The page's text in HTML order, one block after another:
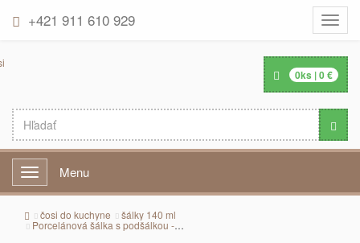
Toggle
+421 911 610 929
0ks |0€
Menu Menu
čosi do kuchyne šálky 140 ml
Porcelánová šálka s podšálkou - Všade dobre, s kávou najlepšie